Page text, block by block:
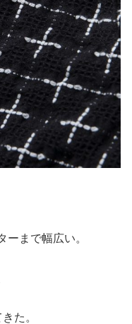
ーまで幅広い。
た。